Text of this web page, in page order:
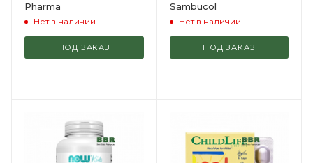
Pharma
Нет в наличии
ПОД ЗАКАЗ
Sambucol
Нет в наличии
ПОД ЗАКАЗ